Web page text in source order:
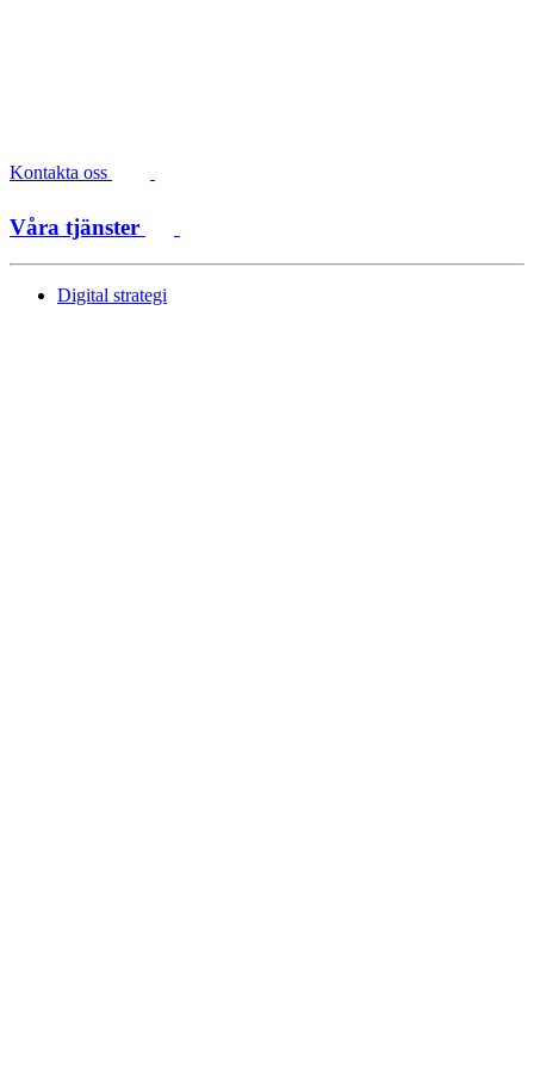
Kontakta oss
Våra tjänster
Digital strategi